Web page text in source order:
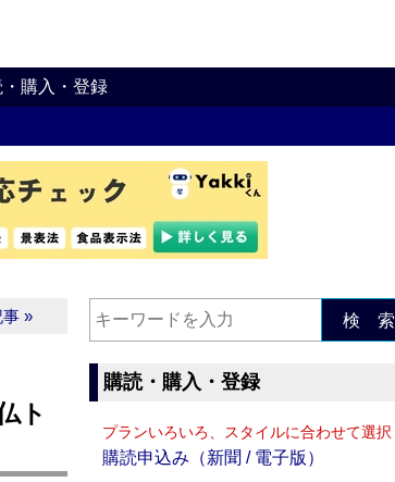
・購入・登録
»
ト
検 索
購読・購入・登録
プランいろいろ、スタイルに合わせて選択
購読申込み（新聞 / 電子版）